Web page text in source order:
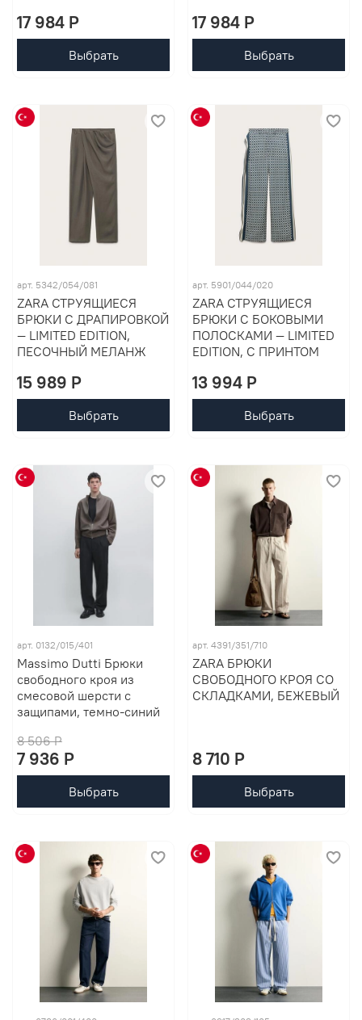
17 984 P
Выбрать
17 984 P
Выбрать
арт. 5342/054/081
ZARA СТРУЯЩИЕСЯ
БРЮКИ С ДРАПИРОВКОЙ
— LIMITED EDITION,
ПЕСОЧНЫЙ МЕЛАНЖ
15 989 P
Выбрать
арт. 5901/044/020
ZARA СТРУЯЩИЕСЯ
БРЮКИ С БОКОВЫМИ
ПОЛОСКАМИ — LIMITED
EDITION, С ПРИНТОМ
13 994 P
Выбрать
арт. 0132/015/401
Massimo Dutti Брюки
свободного кроя из
смесовой шерсти с
защипами, темно-синий
8 506 P
7 936 P
Выбрать
арт. 4391/351/710
ZARA БРЮКИ
СВОБОДНОГО КРОЯ СО
СКЛАДКАМИ, БЕЖЕВЫЙ
8 710 P
Выбрать